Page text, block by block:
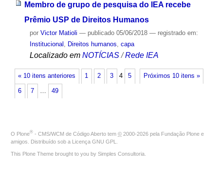
Membro de grupo de pesquisa do IEA recebe
Prêmio USP de Direitos Humanos
por Victor Matioli — publicado05/06/2018 — registrado em:
Institucional , Direitos humanos, capa
Localizado em NOTÍCIAS /Rede IEA
« 10 itens anteriores Próximos 10 itens »
1 2 3 4 5
6 7 … 49
O Plone® - CMS/WCM de Código Aberto tem © 2000-2026 pela Fundação Plone e
amigos. Distribuído sob a Licença GNU GPL
This Plone Theme brought to you by Simples Consultoria